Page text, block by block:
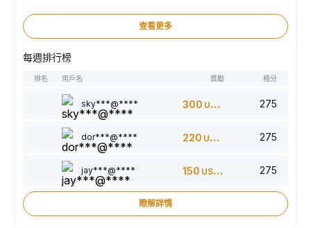
查看更多
每週排行榜
排名 用戶名 獎勵 積分
sky***@**** 300 USDT 275
dor***@**** 220 USDT 275
jay***@**** 150 USDT 275
瞭解詳情